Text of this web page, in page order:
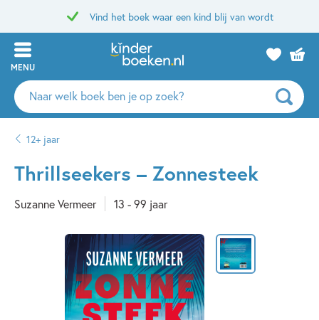
Vind het boek waar een kind blij van wordt
MENU
Zoeken
naar
auteurs
uitgevers
12+ jaar
Thrillseekers – Zonnesteek
Suzanne Vermeer 13 - 99 jaar